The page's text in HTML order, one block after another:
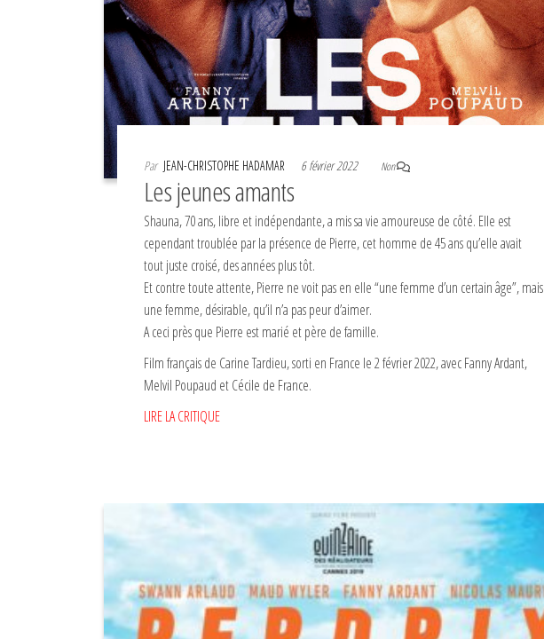
Par JEAN-CHRISTOPHE HADAMAR 6 février 2022 Non
Les jeunes amants
Shauna, 70 ans, libre et indépendante, a mis sa vie amoureuse de côté. Elle est
cependant troublée par la présence de Pierre, cet homme de 45 ans qu’elle avait
tout juste croisé, des années plus tôt.
Et contre toute attente, Pierre ne voit pas en elle “une femme d’un certain âge”, mais
une femme, désirable, qu’il n’a pas peur d’aimer.
A ceci près que Pierre est marié et père de famille.
Film français de Carine Tardieu, sorti en France le 2 février 2022, avec Fanny Ardant,
Melvil Poupaud et Cécile de France.
LIRE LA CRITIQUE